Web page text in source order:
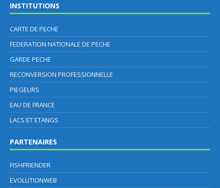
INSTITUTIONS
CARTE DE PECHE
FEDERATION NATIONALE DE PECHE
GARDE PECHE
RECONVERSION PROFESSIONNELLE
PIEGEURS
EAU DE FRANCE
LACS ET ETANGS
PARTENAIRES
FISHFRIENDER
EVOLUTIONWEB